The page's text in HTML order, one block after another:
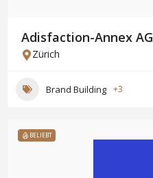
Adisfaction-Annex AG
Zürich
Brand Building +3
BELIEBT